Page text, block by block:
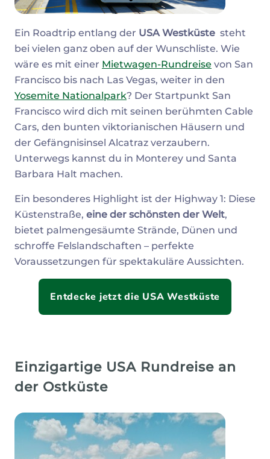
Ein Roadtrip entlang der USA Westküste steht
bei vielen ganz oben auf der Wunschliste. Wie
wäre es mit einer Mietwagen-Rundreise von San
Francisco bis nach Las Vegas, weiter in den
Yosemite Nationalpark? Der Startpunkt San
Francisco wird dich mit seinen berühmten Cable
Cars, den bunten viktorianischen Häusern und
der Gefängnisinsel Alcatraz verzaubern.
Unterwegs kannst du in Monterey und Santa
Barbara Halt machen.
Ein besonderes Highlight ist der Highway 1: Diese
Küstenstraße, eine der schönsten der Welt,
bietet palmengesäumte Strände, Dünen und
schroffe Felslandschaften – perfekte
Voraussetzungen für spektakuläre Aussichten.
Entdecke jetzt die USA Westküste
Einzigartige USA Rundreise an
der Ostküste